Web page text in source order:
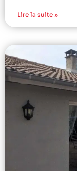
Lire la suite »